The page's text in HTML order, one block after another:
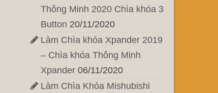
Thông Minh 2020 Chìa khóa 3
Button 20/11/2020
Làm Chìa khóa Xpander 2019
– Chìa khóa Thông Minh
Xpander 06/11/2020
Làm Chìa Khóa Mishubishi